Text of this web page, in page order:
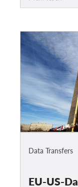
Data Transfers
EU-US-